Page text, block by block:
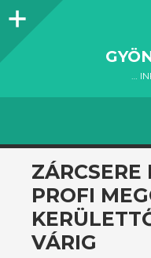
Oldalsáv
…
KILÉPÉS A
PROFI
VÁRIG